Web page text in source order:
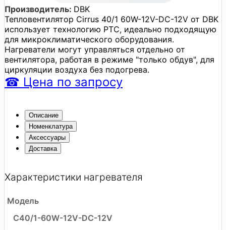
Производитель: DBK
Тепловентилятор Cirrus 40/1 60W-12V-DC-12V от DBK
использует технологию PTC, идеально подходящую
для микроклиматического оборудования.
Нагреватели могут управляться отдельно от
вентилятора, работая в режиме "только обдув", для
циркуляции воздуха без подогрева.
☎ Цена по запросу
Описание
Номенклатура
Аксессуары
Доставка
Характеристики нагревателя
Модель
C40/1-60W-12V-DC-12V